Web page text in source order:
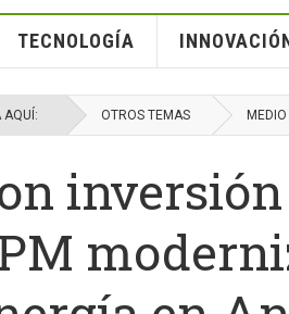
TECNOLOGÍA
AQUÍ: OTROS TEMAS